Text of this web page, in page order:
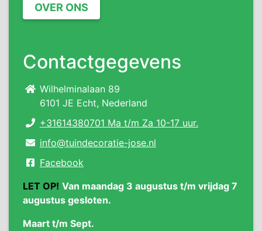
OVER ONS
Contactgegevens
Wilhelminalaan 89
6101 JE Echt, Nederland
+31614380701 Ma t/m Za 10-17 uur.
info@tuindecoratie-jose.nl
Facebook
LET OP! Van maandag 3 augustus t/m vrijdag 7
augustus gesloten.
Maart t/m Sept.